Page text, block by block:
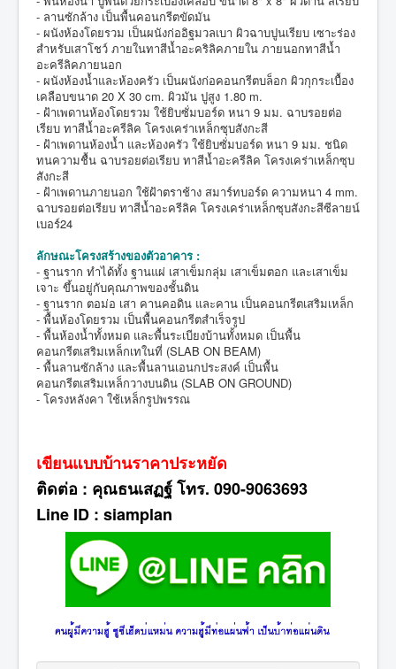
- ลานซักล้าง เป็นพื้นคอนกรีตขัดมัน
- ผนังห้องโดยรวม เป็นผนังก่ออิฐมวลเบา ผิวฉาบปูนเรียบ เซาะร่อง
สำหรับเสาโชว์ ภายในทาสีน้ำอะคริลิคภายใน ภายนอกทาสีน้ำ
อะครีลิคภายนอก
- ผนังห้องน้ำและห้องครัว เป็นผนังก่อคอนกรีตบล็อก ผิวกุกระเบื้อง
เคลือบขนาด 20 X 30 cm. ผิวมัน ปูสูง 1.80 m.
- ฝ้าเพดานห้องโดยรวม ใช้ยิบซั่มบอร์ด หนา 9 มม. ฉาบรอยต่อ
เรียบ ทาสีน้ำอะครีลิค โครงเคร่าเหล็กซุบสังกะสี
- ฝ้าเพดานห้องน้ำ และห้องครัว ใช้ยิบซั่มบอร์ด หนา 9 มม. ชนิด
ทนความชื้น ฉาบรอยต่อเรียบ ทาสีน้ำอะครีลิค โครงเคร่าเหล็กซุบ
สังกะสี
- ฝ้าเพดานภายนอก ใช้ฝ้าตราช้าง สมาร์ทบอร์ด ความหนา 4 mm.
ฉาบรอยต่อเรียบ ทาสีน้ำอะครีลิค โครงเคร่าเหล็กซุบสังกะสีซีลายน์
เบอร์24
ลักษณะโครงสร้างของตัวอาคาร :
- ฐานราก ทำได้ทั้ง ฐานแผ่ เสาเข็มกลุ่ม เสาเข็มตอก และเสาเข็ม
เจาะ ขึ้นอยู่กับคุณภาพของชั้นดิน
- ฐานราก ตอม่อ เสา คานคอดิน และคาน เป็นคอนกรีตเสริมเหล็ก
- พื้นห้องโดยรวม เป็นพื้นคอนกรีตสำเร็จรูป
- พื้นห้องน้ำทั้งหมด และพื้นระเบียงบ้านทั้งหมด เป็นพื้น
คอนกรีตเสริมเหล็กเทในที่ (SLAB ON BEAM)
- พื้นลานซักล้าง และพื้นลานเอนกประสงค์ เป็นพื้น
คอนกรีตเสริมเหล็กวางบนดิน (SLAB ON GROUND)
- โครงหลังคา ใช้เหล็กรูปพรรณ
เขียนแบบบ้านราคาประหยัด
ติดต่อ : คุณธนเสฏฐ์ โทร. 090-9063693
Line ID : siamplan